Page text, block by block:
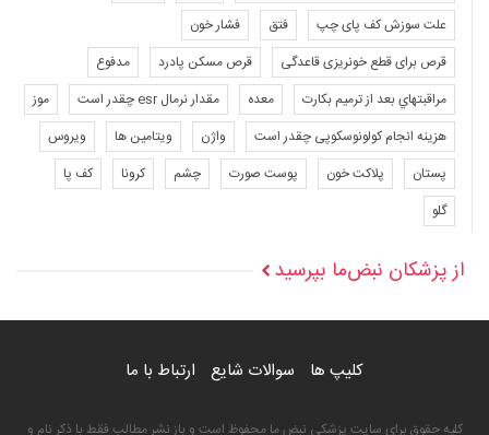
علت سوزش کف پای چپ
فتق
فشار خون
قرص برای قطع خونریزی قاعدگی
قرص مسکن پادرد
مدفوع
مراقبتهاي بعد از ترميم بكارت
معده مقدار نرمال esr چقدر است
موز
هزینه انجام کولونوسکوپی چقدر است
واژن ویتامین ها
ویروس
پستان
پلاکت خون پوست صورت چشم کرونا
کف پا
گلو
از پزشکان نبض‌ما بپرسید
کلیپ ها سوالات شایع ارتباط با ما
کلیه حقوق برای سایت پزشکی نبض ما محفوظ است و باز نشر مطالب فقط با ذکر نام و